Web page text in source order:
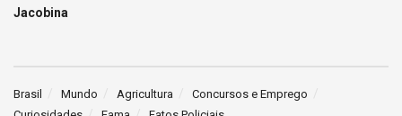
Jacobina
Brasil Mundo Agricultura
Concursos e Emprego